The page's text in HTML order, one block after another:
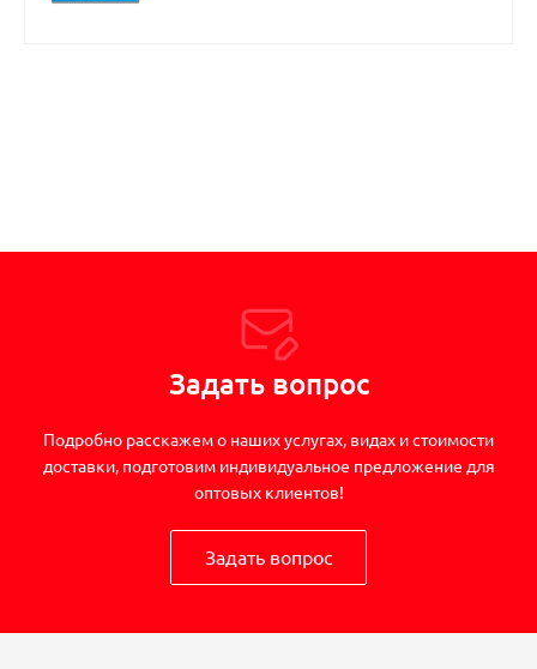
Задать вопрос
Подробно расскажем о наших услугах, видах и стоимости
доставки, подготовим индивидуальное предложение для
оптовых клиентов!
Задать вопрос